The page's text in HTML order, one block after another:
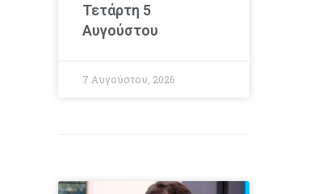
Τετάρτη 5
Αυγούστου
7 Αυγούστου, 2026